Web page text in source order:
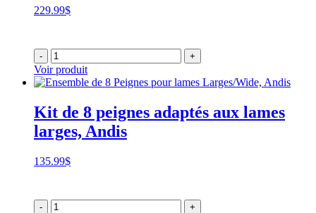
229.99$
- +
Voir produit
Kit de 8 peignes adaptés aux lames
larges, Andis
135.99$
- +